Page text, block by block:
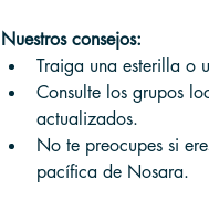
Nuestros consejos:
Traiga una esterilla o
Consulte los grupos
actualizados.
No te preocupes si
pacífica de Nosara.